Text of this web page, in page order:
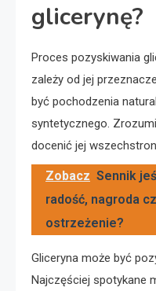
glicerynę?
Proces pozyskiwania
zależy od jej
być pochodzenia
syntetycznego.
docenić jej
Zobacz Sennik
radość, nagroda
ostrzeżenie?
Gliceryna może być
Najczęściej spotykane